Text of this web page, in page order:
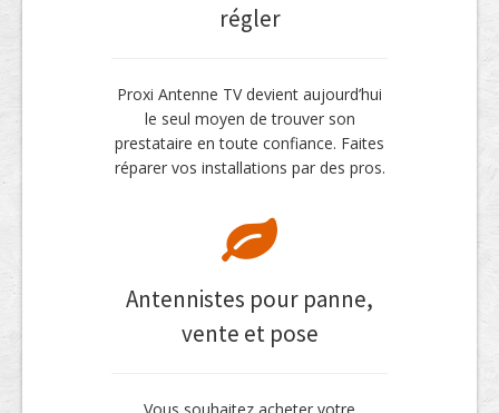
régler
Proxi Antenne TV devient aujourd’hui
le seul moyen de trouver son
prestataire en toute confiance. Faites
réparer vos installations par des pros.
Antennistes pour panne,
vente et pose
Vous souhaitez acheter votre